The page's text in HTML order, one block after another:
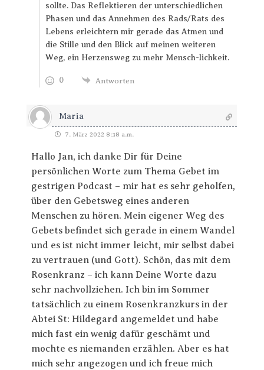
sollte. Das Reflektieren der unterschiedlichen
Phasen und das Annehmen des Rads/Rats des
Lebens erleichtern mir gerade das Atmen und
die Stille und den Blick auf meinen weiteren
Weg, ein Herzensweg zu mehr Mensch-lichkeit.
0 Antworten
Maria
7. März 2022 8:38 a.m.
Hallo Jan, ich danke Dir für Deine
persönlichen Worte zum Thema Gebet im
gestrigen Podcast – mir hat es sehr geholfen,
über den Gebetsweg eines anderen
Menschen zu hören. Mein eigener Weg des
Gebets befindet sich gerade in einem Wandel
und es ist nicht immer leicht, mir selbst dabei
zu vertrauen (und Gott). Schön, das mit dem
Rosenkranz – ich kann Deine Worte dazu
sehr nachvollziehen. Ich bin im Sommer
tatsächlich zu einem Rosenkranzkurs in der
Abtei St: Hildegard angemeldet und habe
mich fast ein wenig dafür geschämt und
mochte es niemanden erzählen. Aber es hat
mich sehr angezogen und ich freue mich